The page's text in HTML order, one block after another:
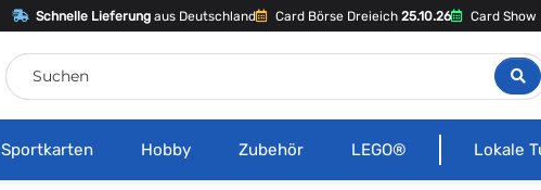
Schnelle Lieferungaus Deutschland Card Börse Dreieich 25.10.26 Card
Sportkarten Hobby Zubehör LEGO® Lokale